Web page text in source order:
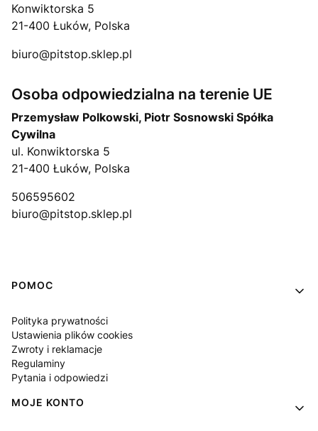
Konwiktorska 5
21-400 Łuków, Polska
biuro@pitstop.sklep.pl
Osoba odpowiedzialna na terenie UE
Przemysław Polkowski, Piotr Sosnowski Spółka
Cywilna
ul. Konwiktorska 5
21-400 Łuków, Polska
506595602
biuro@pitstop.sklep.pl
Linki w stopce
POMOC
Polityka prywatności
Ustawienia plików cookies
Zwroty i reklamacje
Regulaminy
Pytania i odpowiedzi
MOJE KONTO